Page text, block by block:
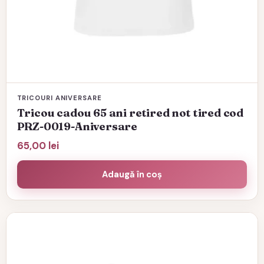
TRICOURI ANIVERSARE
Tricou cadou 65 ani retired not tired cod
PRZ-0019-Aniversare
65,00 lei
Adaugă în coș
Acest